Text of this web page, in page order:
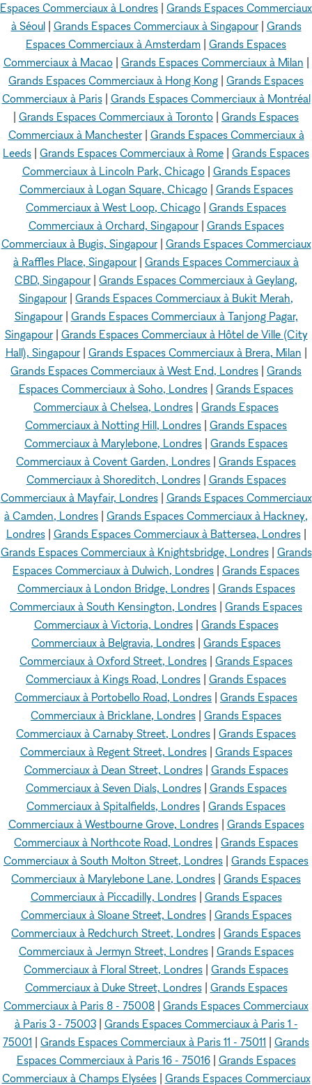
Espaces Commerciaux à Londres Grands Espaces Commerciaux
à Séoul| Grands Espaces Commerciaux à Singapour| Grands
Espaces Commerciaux à Amsterdam Grands Espaces
Commerciaux à Macao| Grands Espaces Commerciaux à Milan
Grands Espaces Commerciaux à Hong Kong Grands Espaces
Commerciaux à Paris| Grands Espaces Commerciaux à Montréal
Grands Espaces Commerciaux à Toronto Grands Espaces
Commerciaux à Manchester| Grands Espaces Commerciaux à
Leeds Grands Espaces Commerciaux à Rome Grands Espaces
Commerciaux à Lincoln Park, Chicago| Grands Espaces
Commerciaux à Logan Square, Chicago| Grands Espaces
Commerciaux à West Loop, Chicago Grands Espaces
Commerciaux à Orchard, Singapour| Grands Espaces
Commerciaux à Bugis, Singapour| Grands Espaces Commerciaux
à Raffles Place, Singapour Grands Espaces Commerciaux à
CBD, Singapour Grands Espaces Commerciaux à Geylang,
Singapour Grands Espaces Commerciaux à Bukit Merah,
Singapour| Grands Espaces Commerciaux à Tanjong Pagar,
Singapour| Grands Espaces Commerciaux à Hôtel de Ville (City
Hall), Singapour| Grands Espaces Commerciaux à Brera, Milan
Grands Espaces Commerciaux à West End, Londres Grands
Espaces Commerciaux à Soho, Londres Grands Espaces
Commerciaux à Chelsea, Londres Grands Espaces
Commerciaux à Notting Hill, Londres Grands Espaces
Commerciaux à Marylebone, Londres Grands Espaces
Commerciaux à Covent Garden, Londres Grands Espaces
Commerciaux à Shoreditch, Londres| Grands Espaces
Commerciaux à Mayfair, Londres| Grands Espaces Commerciaux
à Camden, Londres Grands Espaces Commerciaux à Hackney,
Londres| Grands Espaces Commerciaux à Battersea, Londres|
Grands Espaces Commerciaux à Knightsbridge, Londres| Grands
Espaces Commerciaux à Dulwich, Londres Grands Espaces
Commerciaux à London Bridge, Londres| Grands Espaces
Commerciaux à South Kensington, Londres Grands Espaces
Commerciaux à Victoria, Londres| Grands Espaces
Commerciaux à Belgravia, Londres Grands Espaces
Commerciaux à Oxford Street, Londres Grands Espaces
Commerciaux à Kings Road, Londres Grands Espaces
Commerciaux à Portobello Road, Londres Grands Espaces
Commerciaux à Bricklane, Londres Grands Espaces
Commerciaux à Carnaby Street, Londres Grands Espaces
Commerciaux à Regent Street, Londres| Grands Espaces
Commerciaux à Dean Street, Londres| Grands Espaces
Commerciaux à Seven Dials, Londres| Grands Espaces
Commerciaux à Spitalfields, Londres Grands Espaces
Commerciaux à Westbourne Grove, Londres| Grands Espaces
Commerciaux à Northcote Road, Londres Grands Espaces
Commerciaux à South Molton Street, Londres Grands Espaces
Commerciaux à Marylebone Lane, Londres Grands Espaces
Commerciaux à Piccadilly, Londres| Grands Espaces
Commerciaux à Sloane Street, Londres| Grands Espaces
Commerciaux à Redchurch Street, Londres Grands Espaces
Commerciaux à Jermyn Street, Londres| Grands Espaces
Commerciaux à Floral Street, Londres Grands Espaces
Commerciaux à Duke Street, Londres| Grands Espaces
Commerciaux à Paris 8 - 75008 Grands Espaces Commerciaux
à Paris 3 - 75003| Grands Espaces Commerciaux à Paris 1 -
75001
Grands Espaces Commerciaux à Paris 11 - 75011
Grands
Espaces Commerciaux à Paris 16 - 75016| Grands Espaces
Commerciaux à Champs Elysées| Grands Espaces Commerciaux